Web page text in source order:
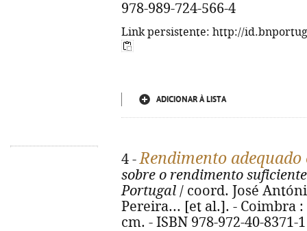
978-989-724-566-4
Link persistente: http://
ADICIONAR À LISTA
4 -Rendimento
sobre o rendimento
Portugal / coord. José
Pereira... [et al.]. - Coimbra :
cm. - ISBN 978-972-40-8371-1